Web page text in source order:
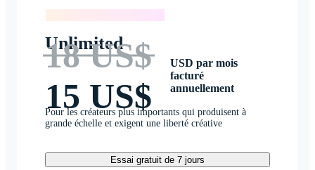
Unlimited
18 US$
15 US$
USD par mois
facturé
annuellement
Pour les créateurs plus importants qui produisent à
grande échelle et exigent une liberté créative
Essai gratuit de 7 jours